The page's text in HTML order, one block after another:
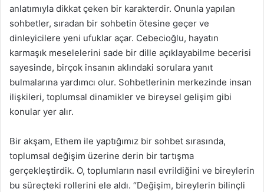
anlatımıyla dikkat çeken bir karakterdir. Onunla yapılan
sohbetler, sıradan bir sohbetin ötesine geçer ve
dinleyicilere yeni ufuklar açar. Cebecioğlu, hayatın
karmaşık meselelerini sade bir dille açıklayabilme becerisi
sayesinde, birçok insanın aklındaki sorulara yanıt
bulmalarına yardımcı olur. Sohbetlerinin merkezinde insan
ilişkileri, toplumsal dinamikler ve bireysel gelişim gibi
konular yer alır.
Bir akşam, Ethem ile yaptığımız bir sohbet sırasında,
toplumsal değişim üzerine derin bir tartışma
gerçekleştirdik. O, toplumların nasıl evrildiğini ve bireylerin
bu süreçteki rollerini ele aldı. “Değişim, bireylerin bilinçli